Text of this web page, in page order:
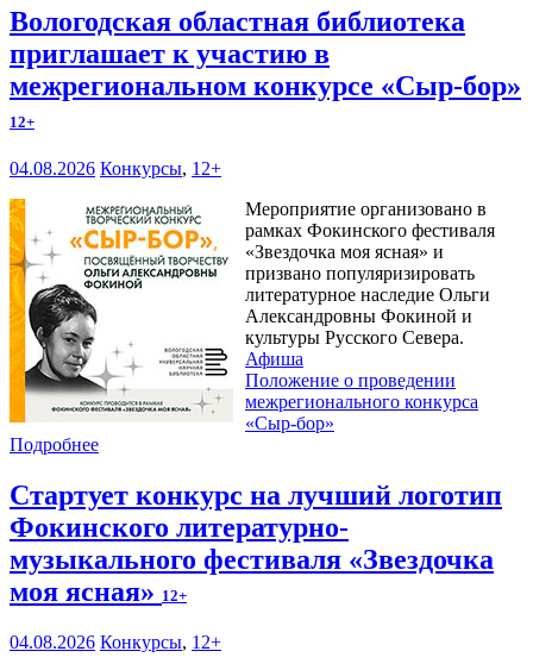
Вологодская областная библиотека
приглашает к участию в
межрегиональном конкурсе «Сыр-бор»
12+
04.08.2026 Конкурсы, 12+
Мероприятие организовано в
рамках Фокинского фестиваля
«Звездочка моя ясная» и
призвано популяризировать
литературное наследие Ольги
Александровны Фокиной и
культуры Русского Севера.
Афиша
Положение о проведении
межрегионального конкурса
«Сыр-бор»
Подробнее
Стартует конкурс на лучший логотип
Фокинского литературно-
музыкального фестиваля «Звездочка
моя ясная» 12+
04.08.2026 Конкурсы, 12+